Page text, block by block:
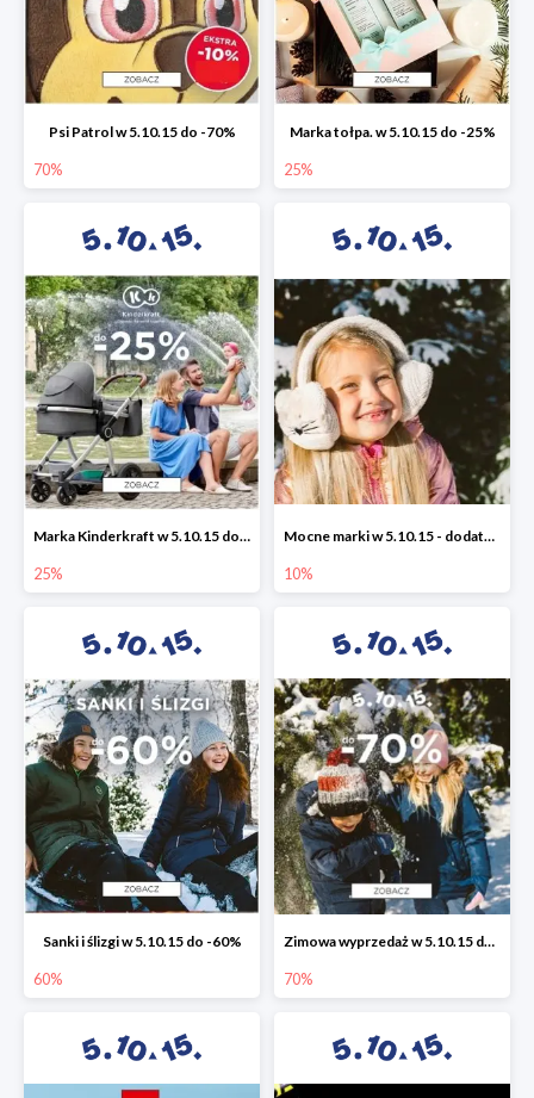
Psi Patrol w 5.10.15 do -70%
70%
Marka tołpa. w 5.10.15 do -25%
25%
Marka Kinderkraft w 5.10.15 do -25%
25%
Mocne marki w 5.10.15 - dodatkowe -10% rabatu
10%
Sanki i ślizgi w 5.10.15 do -60%
60%
Zimowa wyprzedaż w 5.10.15 do -70%
70%